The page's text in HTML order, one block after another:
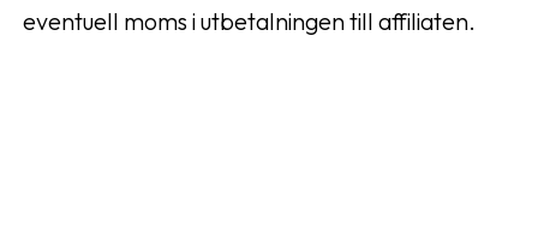
eventuell moms i utbetalningen till affiliaten.